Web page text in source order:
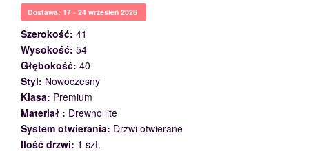
Dostawa: 17 - 24 wrzesień 2026
Szerokość: 41
Wysokość: 54
Głębokość: 40
Styl: Nowoczesny
Klasa: Premium
Materiał : Drewno lite
System otwierania: Drzwi otwierane
Ilość drzwi: 1 szt.